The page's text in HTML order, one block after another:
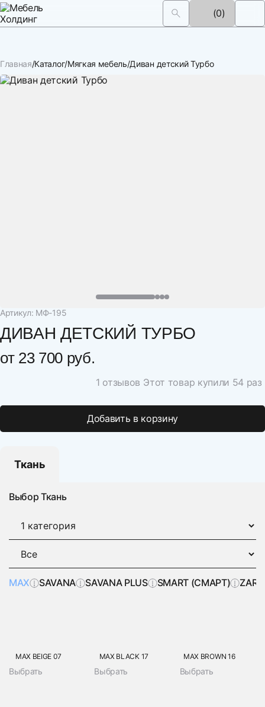
(0)
Главная Каталог Мягкая мебель Диван детский Турбо
Артикул: МФ-195
ДИВАН ДЕТСКИЙ ТУРБО
от 23 700 руб.
1 отзывов Этот товар купили 54 раз
Добавить в корзину
Ткань
Выбор Ткань
MAX SAVANA SAVANA PLUS SMART (СМАРТ) ZARA
MAX BEIGE 07
Выбрать
MAX BLACK 17
Выбрать
MAX BROWN 16
Выбрать